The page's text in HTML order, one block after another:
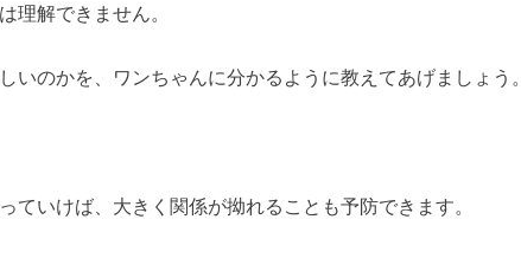
理解できません。
いのかを、ワンちゃんに分かるように教えてあげましょう。
ていけば、大きく関係が拗れることも予防できます。